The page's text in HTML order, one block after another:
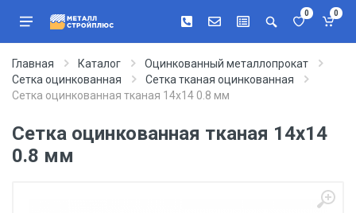
0 0
Главная Каталог
Оцинкованный металлопрокат
Сетка оцинкованная
Сетка тканая оцинкованная
Сетка оцинкованная тканая 14х14 0.8 мм
Сетка оцинкованная тканая 14х14
0.8 мм